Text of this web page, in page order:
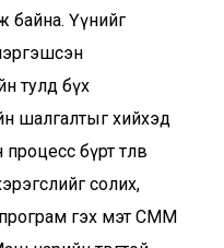
байна. Үүнийг
тулд бүх
шалгалтыг хийхэд
бүрт төлөв
солих,
гэх мэт CMM